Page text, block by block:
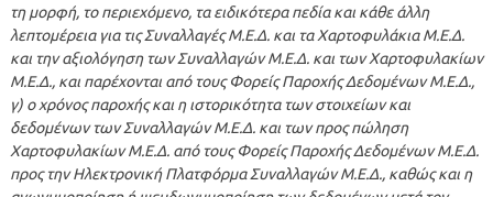
τη μορφή, το περιεχόμενο, τα ειδικότερα πεδία και κάθε άλλη
λεπτομέρεια για τις Συναλλαγές Μ.Ε.Δ. και τα Χαρτοφυλάκια Μ.Ε.Δ.
και την αξιολόγηση των Συναλλαγών Μ.Ε.Δ. και των Χαρτοφυλακίων
Μ.Ε.Δ., και παρέχονται από τους Φορείς Παροχής Δεδομένων Μ.Ε.Δ.,
γ) ο χρόνος παροχής και η ιστορικότητα των στοιχείων και
δεδομένων των Συναλλαγών Μ.Ε.Δ. και των προς πώληση
Χαρτοφυλακίων Μ.Ε.Δ. από τους Φορείς Παροχής Δεδομένων Μ.Ε.Δ.
προς την Ηλεκτρονική Πλατφόρμα Συναλλαγών Μ.Ε.Δ., καθώς και η